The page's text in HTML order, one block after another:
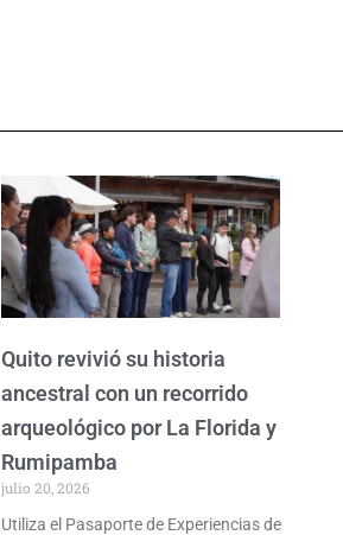
Quito revivió su historia
ancestral con un recorrido
arqueológico por La Florida y
Rumipamba
julio 20, 2026
Utiliza el Pasaporte de Experiencias de